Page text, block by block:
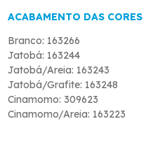
ACABAMENTO DAS CORES
Branco: 163266
Jatobá: 163244
Jatobá/Areia: 163243
Jatobá/Grafite: 163248
Cinamomo: 309623
Cinamomo/Areia: 163223